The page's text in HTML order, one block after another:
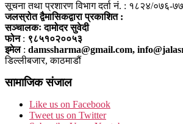
सूचना तथा प्रशारण विभाग दर्ता नं. : १८२४/०७६-७७
जलस्रोत द्वैमासिकद्वारा प्रकाशित :
सञ्चालकः दामोदर सुवेदी
फोन : ९८५१०२००५३
इमेल: damssharma@gmail.com,
डिल्लीबजार, काठमाडौं
सामाजिक संजाल
Like us on Facebook
Tweet us on Twitter